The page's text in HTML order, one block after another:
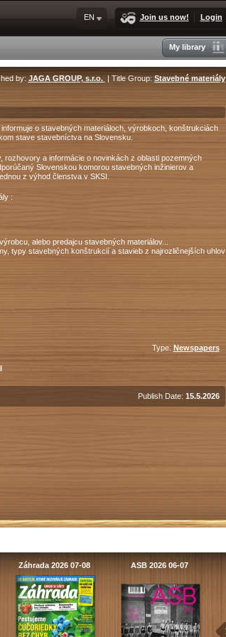
Join us now! Login
EN
My library
by: JAGA GROUP, s.r.o. | Title Group: Stavebné materiály
o stavebných materiáloch, výrobkoch, konštrukciách
stave stavebníctva na Slovensku.
rozhovory a informácie o novinkách z oblasti pozemných
Slovenskou komorou stavebných inžinierov a
z výhod členstva v SKSI.
:
alebo predajcu stavebných materiálov...
typy stavebných konštrukcií a stavieb z najrozličnejších uhlov
Type: Newspapers
Publish Date: 15.5.2026
Záhrada 2026 07-08 ASB 2026 06-07